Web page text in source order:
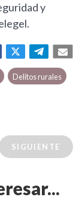
y
Delitos rurales
SIGUIENTE